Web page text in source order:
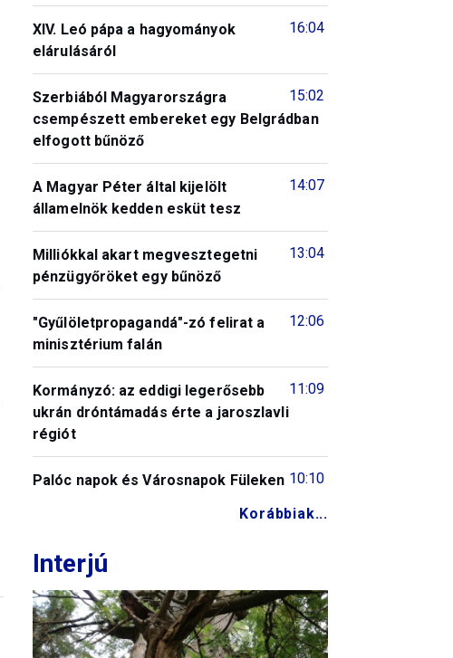
16:04
XIV. Leó pápa a hagyományok
elárulásáról
15:02
Szerbiából Magyarországra
csempészett embereket egy Belgrádban
elfogott bűnöző
14:07
A Magyar Péter által kijelölt
államelnök kedden esküt tesz
13:04
Milliókkal akart megvesztegetni
pénzügyőröket egy bűnöző
12:06
"Gyűlöletpropagandá"-zó felirat a
minisztérium falán
11:09
Kormányzó: az eddigi legerősebb
ukrán dróntámadás érte a jaroszlavli
régiót
10:10
Palóc napok és Városnapok Füleken
Korábbiak...
Interjú